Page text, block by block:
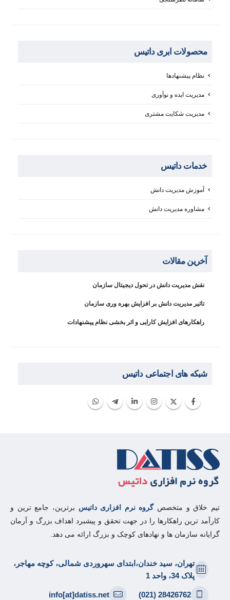
محصولات ابری داتیس
نظام پیشنهادها
مدیریت ایده و نوآوری
مدیریت شکایت مشتری
خدمات داتیس
آموزش مدیریت دانش
مشاوره مدیریت دانش
آخرین مقالات
نقش مدیریت دانش در تحول دیجیتال سازمان
تاثیر مدیریت دانش بر افزایش بهره وری سازمان
راهکارهای افزایش کارایی و اثر بخشی نظام پیشنهادات
شبکه های اجتماعی داتیس
تیم خلاق و متخصص گروه نرم افزاری داتیس برترین، جامع ترین و
کارآمد ترین راهکارها را در جهت تحقق و پیشبرد اهداف بزرگ و آرمان
گرایانه سازمان ها و نهادهای کوچک و بزرگ ارائه می دهد.
تهران، سید خندان،ابتدای سهروردی شمالی، کوچه مهاجر،
پلاک 34، واحد 1
28426762 (021)
info[at]datiss.net